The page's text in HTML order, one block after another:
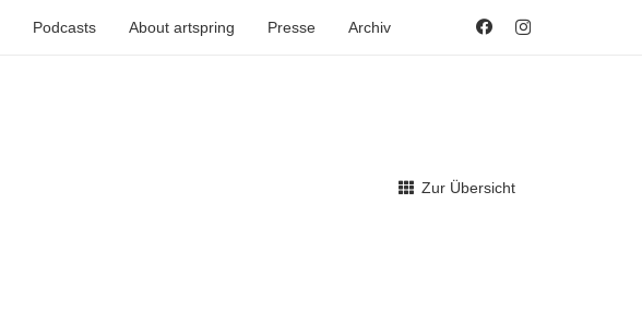
Podcasts About artspring Presse Archiv
Zur Übersicht